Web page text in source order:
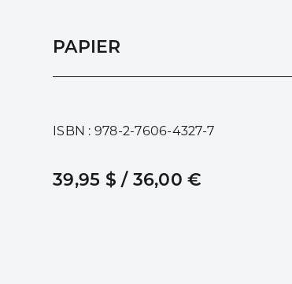
PAPIER
ISBN : 978-2-7606-4327-7
39,95 $ / 36,00 €